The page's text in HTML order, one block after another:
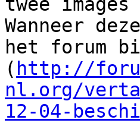
twee images
Wanneer
het forum
( http://
nl.org/
12-04-